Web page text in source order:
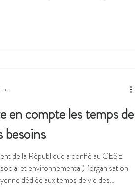
en compte les temps de
besoins
de la République a confié au CESE
et environnemental) l’organisation
dédiée aux temps de vie des